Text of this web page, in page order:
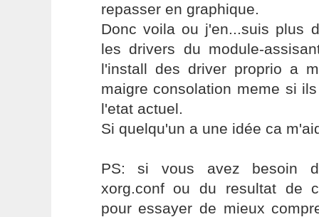
repasser en graphique.
Donc voila ou j'en...suis plus
les drivers du module-
l'install des driver proprio a
maigre consolation meme si
l'etat actuel.
Si quelqu'un a une idée ca
PS: si vous avez besoin
xorg.conf ou du resultat de
pour essayer de mieux